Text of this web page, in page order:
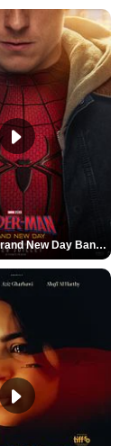
Spider-Man: Brand New Day Bande-annonce VO STFR